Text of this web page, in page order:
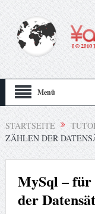
Menü
STARTSEITE
ZÄHLEN DER
MySql – für
der